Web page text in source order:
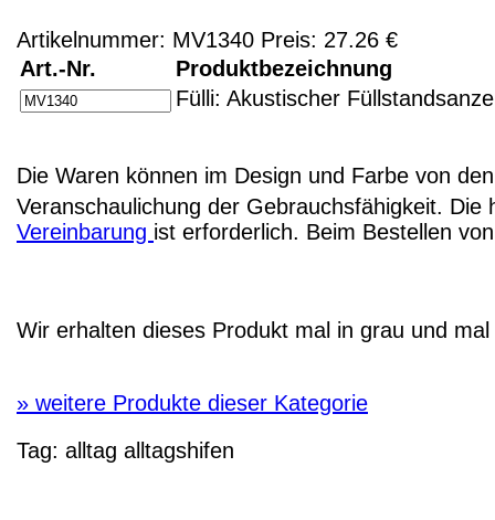
Artikelnummer: MV1340 Preis: 27.26 €
Art.-Nr.
Produktbezeichnung
Fülli: Akustischer
Die Waren können im Design und Farbe von
Veranschaulichung der Gebrauchsfähigkeit.
Vereinbarung ist erforderlich. Beim Bestellen
Wir erhalten dieses Produkt mal in grau und
» weitere Produkte dieser Kategorie
Tag: alltag alltagshifen